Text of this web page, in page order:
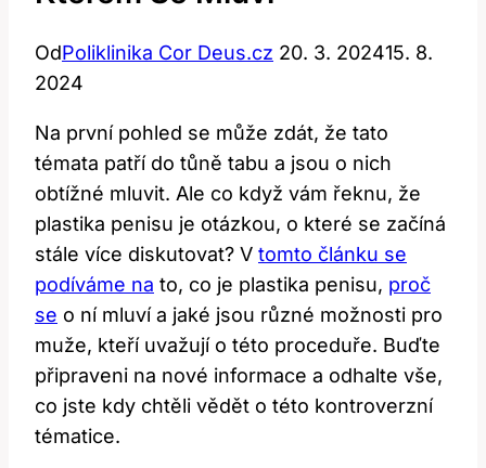
OdPoliklinika Cor Deus.cz 20. 3. 202415. 8.
2024
Na první pohled‍ se⁤ může zdát, že tato
témata patří do ‍tůně tabu a jsou​ o ​nich
obtížné mluvit. Ale co když⁤ vám řeknu, že⁣
plastika ‌penisu je otázkou, o které se začíná
stále⁢ více diskutovat? V tomto článku se
podíváme na to, co je plastika penisu,⁢ proč
se o ní ​mluví a jaké jsou různé možnosti pro
muže, kteří uvažují o této proceduře. Buďte
připraveni na nové informace a odhalte vše,
co jste kdy⁤ chtěli vědět o této‌ kontroverzní
‌tématice.